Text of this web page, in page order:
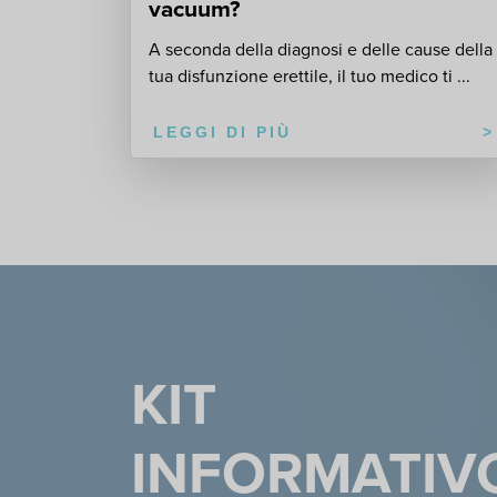
vacuum?
A seconda della diagnosi e delle cause della
tua disfunzione erettile, il tuo medico ti ...
LEGGI DI PIÙ
KIT